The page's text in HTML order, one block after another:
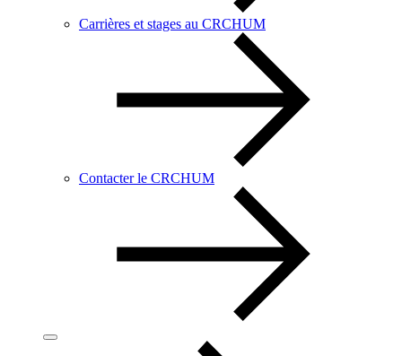
Carrières et stages au CRCHUM
Contacter le CRCHUM